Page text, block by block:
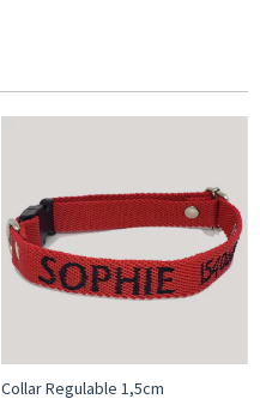
Collar Regulable 1,5cm